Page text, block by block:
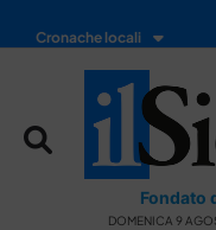
Cronache locali
Fondato
DOMENICA 9